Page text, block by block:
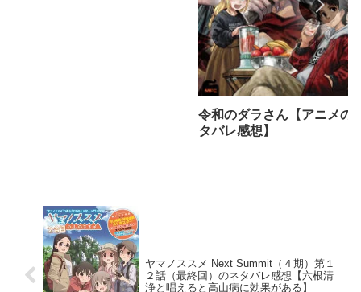
令和のダラさん【アニメの
タバレ感想】
ヤマノススメ Next Summit（４期）第１
２話（最終回）のネタバレ感想【六根清
浄と唱えると高山病に効果がある】